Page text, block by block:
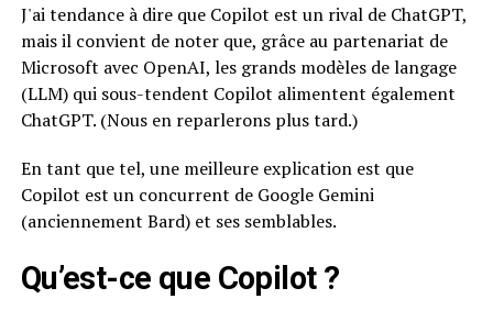
J'ai tendance à dire que Copilot est un rival de ChatGPT,
mais il convient de noter que, grâce au partenariat de
Microsoft avec OpenAI, les grands modèles de langage
(LLM) qui sous-tendent Copilot alimentent également
ChatGPT. (Nous en reparlerons plus tard.)
En tant que tel, une meilleure explication est que
Copilot est un concurrent de Google Gemini
(anciennement Bard) et ses semblables.
Qu’est-ce que Copilot ?